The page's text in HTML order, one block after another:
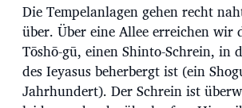
Die Tempelanlagen gehen recht
über. Über eine Allee erreichen wir
Tōshō-gū, einen Shinto-Schrein, in
des Ieyasus beherbergt ist (ein
Jahrhundert). Der Schrein ist